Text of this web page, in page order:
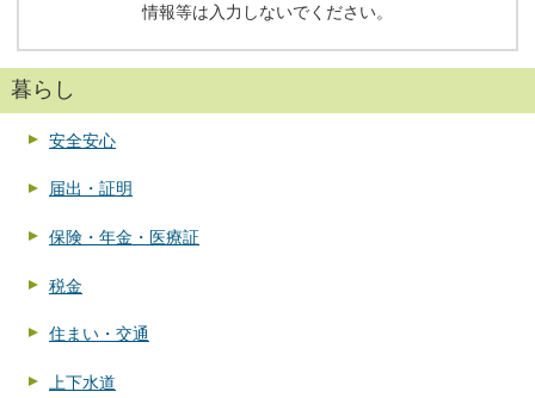
情報等は入力しないでください。
暮らし
安全安心
届出・証明
保険・年金・医療証
税金
住まい・交通
上下水道